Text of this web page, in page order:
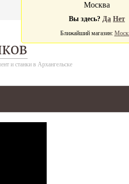
и станки в Архангельске
Москва
Вы здесь? Да Нет
Ближайший магазин: